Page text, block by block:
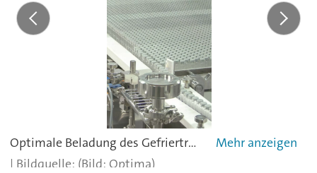
Optimale Beladung des Gefriertrockners: Der Hexagonalverbund nützt die vorhandenen Flächen bestmöglich aus.
(Bild: Optima)